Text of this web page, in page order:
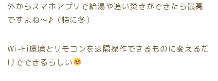
外からスマホアプリで給湯や追い焚きができたら最高
ですよね〜♪（特に冬）
Wi-Fi環境とリモコンを遠隔操作できるものに変えるだ
けでできるらしい